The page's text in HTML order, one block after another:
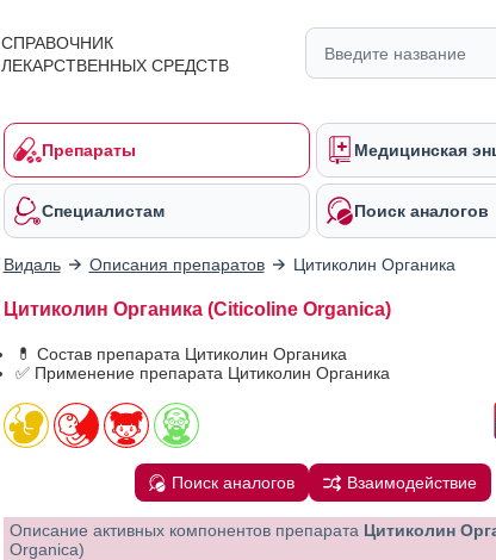
СПРАВОЧНИК
ЛЕКАРСТВЕННЫХ СРЕДСТВ
Препараты Медицинская
Специалистам Поиск аналогов
Видаль Описания препаратов Цитиколин Органика
Цитиколин Органика (Citicoline Organica)
💊 Состав препарата Цитиколин Органика
✅ Применение препарата Цитиколин Органика
Поиск аналогов Взаимодействие
Описание активных компонентов препарата Цитиколин
Organica)